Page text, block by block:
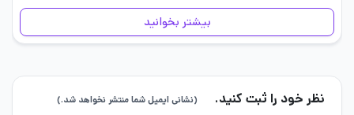
بازیکنان اجازه می‌دهد تا دنیای…
بیشتر بخوانید
نظر خود را ثبت کنید. (نشانی ایمیل شما منتشر نخواهد شد.)